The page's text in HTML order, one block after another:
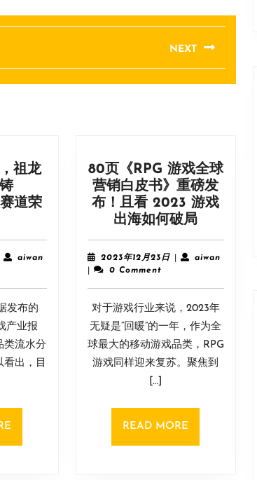
NEXT
祖龙
道荣
，
aiwan
发布的
产业报
类流水分
出，目
READ
80页《RPG 游戏全球
营销白皮书》重磅发
布！且看 2023 游戏
出海如何破局80
页
《RPG
戏
全
球
营
销
白
书》
2023年12月23日2023
23
日
aiwanaiwan
0 Comment
对于游戏行业来说，2023年
无疑是“回暖”的一年，作为全
球最大的移动游戏品类，RPG
游戏同样迎来复苏。聚焦到
[…]
READ MORE